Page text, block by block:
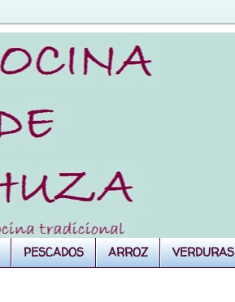
PESCADOS ARROZ VERDURAS